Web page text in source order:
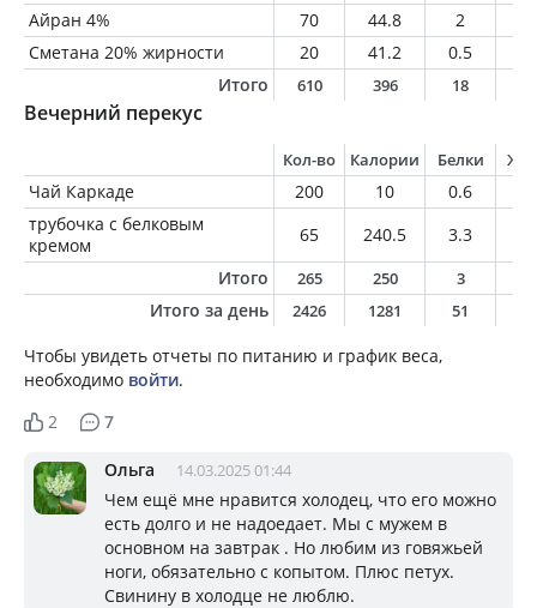
Айран 4%
70 44.8 2
Сметана 20% жирности
20 41.2 0.5
Итого
610 396 18
Вечерний перекус
Кол-во Калории Белки
Чай Каркаде 200 10 0.6
трубочка с белковым
кремом
65 240.5 3.3
Итого
265 250 3
Итого за день 2426 1281 51
Чтобы увидеть отчеты по питанию и график веса,
необходимо войти.
2
7
Ольга 14.03.2025 01:44
Чем ещё мне нравится холодец, что его можно
есть долго и не надоедает. Мы с мужем в
основном на завтрак . Но любим из говяжьей
ноги, обязательно с копытом. Плюс петух.
Свинину в холодце не люблю.